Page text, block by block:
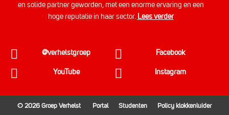
en solide partner geworden, met een enorme ervaring en een
hoge reputatie in haar sector. Lees verder
@verhelstgroep Facebook
YouTube Instagram
© 2026 Groep Verhelst Portal Studenten Policy klokkenluider